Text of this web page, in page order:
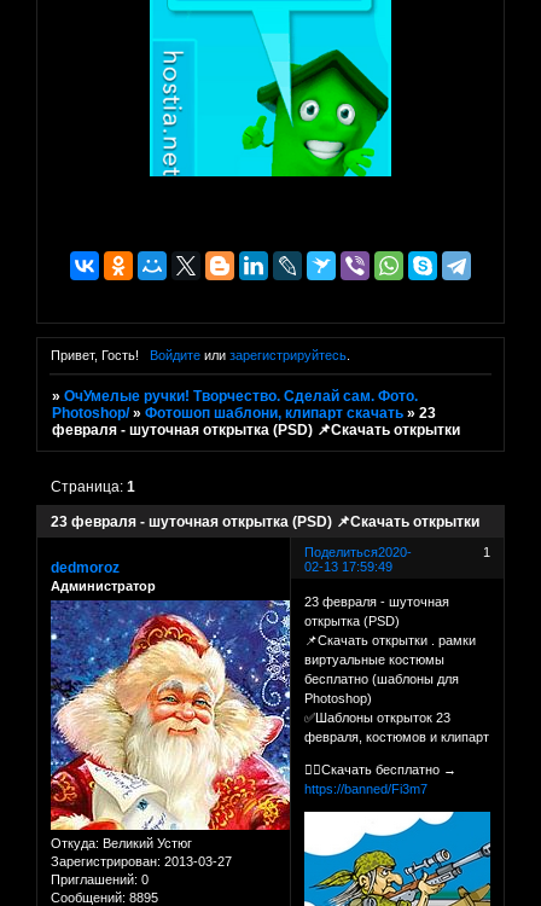
Привет, Гость! Войдитеили зарегистрируйтесь.
»ОчУмелые ручки! Творчество. Сделай сам. Фото.
Photoshop/ »Фотошоп шаблони, клипарт скачать »23
февраля - шуточная открытка (PSD) 📌Скачать открытки
23 февраля - шуточная открытка (PSD) 📌Скачать открытки
Страница:1
Поделиться 1
2020-
02-13 17:59:49
dedmoroz
Администратор
Откуда: Великий Устюг
Зарегистрирован: 2013-03-27
Приглашений: 0
Сообщений: 8895
23 февраля - шуточная
открытка (PSD)
📌Скачать открытки . рамки
виртуальные костюмы
бесплатно (шаблоны для
Photoshop)
✅Шаблоны открыток 23
февраля, костюмов и клипарт
👉🏻Скачать бесплатно →
https://banned/Fi3m7